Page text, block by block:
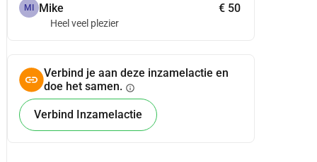
MI Mike € 50
Heel veel plezier
Verbind je aan deze inzamelactie en
doe het samen. info
Verbind Inzamelactie